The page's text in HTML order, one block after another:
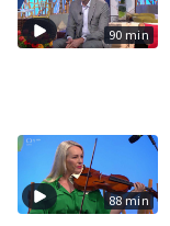
90 min
88 min